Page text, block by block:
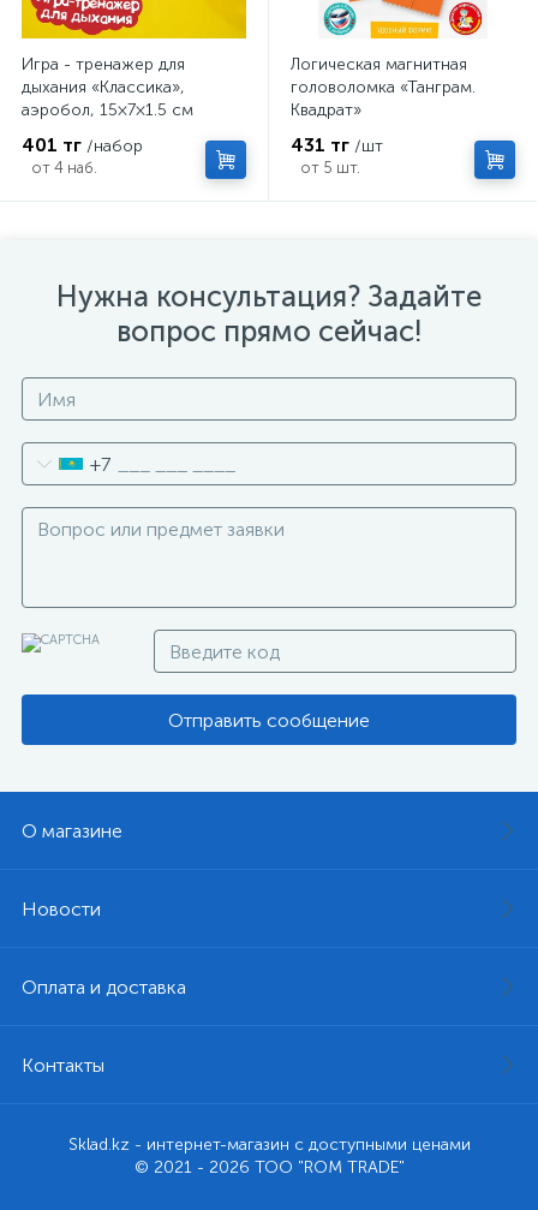
Игра - тренажер для
дыхания «Классика»,
аэробол, 15×7×1.5 см
401 тг /набор
от 4 наб.
Логическая магнитная
головоломка «Танграм.
Квадрат»
431 тг /шт
от 5 шт.
Нужна консультация? Задайте
вопрос прямо сейчас!
+7
Отправить сообщение
О магазине
Новости
Оплата и доставка
Контакты
Sklad.kz - интернет-магазин с доступными ценами
© 2021 - 2026 ТОО "ROM TRADE"